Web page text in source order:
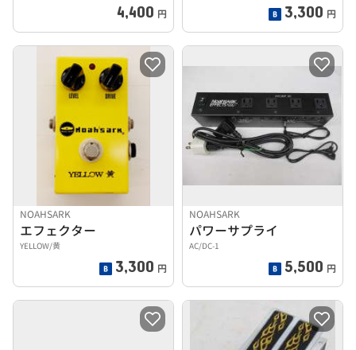
4,400 円 3,300 円
NOAHSARK
エフェクター
YELLOW/黄
3,300 円
NOAHSARK
パワーサプライ
AC/DC-1
5,500 円